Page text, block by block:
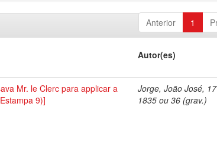
Anterior 1
Autor(es)
Mr. le Clerc para applicar a
9)]
Jorge, João José,
1835 ou 36 (grav.)